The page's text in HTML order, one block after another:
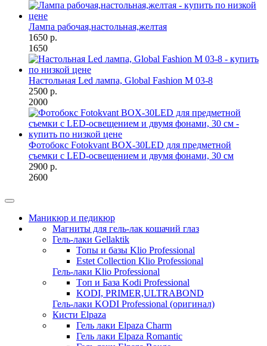
Лампа рабочая,настольная,желтая
1650 р.
1650
Настольная Led лампа, Global Fashion M 03-8
2500 р.
2000
Фотобокс Fotokvant BOX-30LED для предметной
съемки c LED-освещением и двумя фонами, 30 см
2900 р.
2600
Маникюр и педикюр
Магниты для гель-лак кошачий глаз
Гель-лаки Gellaktik
Топы и базы Klio Professional
Estet Collection Klio Professional
Гель-лаки Klio Professional
Tоп и База Kodi Professional
KODI, PRIMER,ULTRABOND
Гель-лаки KODI Professional (оригинал)
Кисти Elpaza
Гель лаки Elpaza Charm
Гель лаки Elpaza Romantic